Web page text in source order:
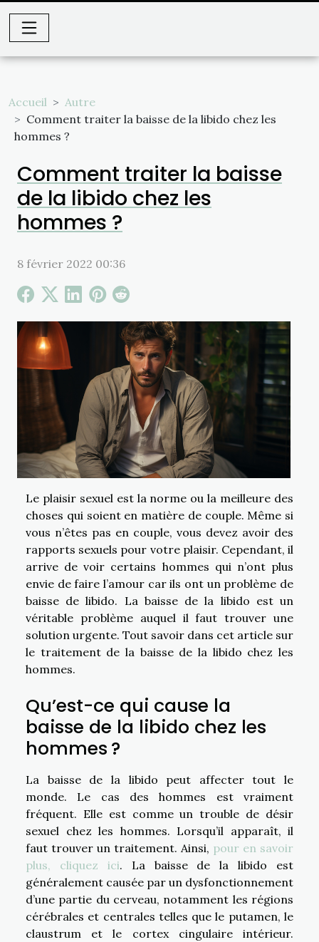
Accueil
Autre
Comment traiter la baisse de la libido chez les
hommes ?
Comment traiter la baisse
de la libido chez les
hommes ?
8 février 2022 00:36
Le plaisir sexuel est la norme ou la meilleure des
choses qui soient en matière de couple. Même si
vous n’êtes pas en couple, vous devez avoir des
rapports sexuels pour votre plaisir. Cependant, il
arrive de voir certains hommes qui n’ont plus
envie de faire l’amour car ils ont un problème de
baisse de libido. La baisse de la libido est un
véritable problème auquel il faut trouver une
solution urgente. Tout savoir dans cet article sur
le traitement de la baisse de la libido chez les
hommes.
Qu’est-ce qui cause la
baisse de la libido chez les
hommes ?
La baisse de la libido peut affecter tout le
monde. Le cas des hommes est vraiment
fréquent. Elle est comme un trouble de désir
sexuel chez les hommes. Lorsqu’il apparaît, il
faut trouver un traitement. Ainsi, pour en savoir
plus, cliquez ici. La baisse de la libido est
généralement causée par un dysfonctionnement
d’une partie du cerveau, notamment les régions
cérébrales et centrales telles que le putamen, le
claustrum et le cortex cingulaire intérieur.